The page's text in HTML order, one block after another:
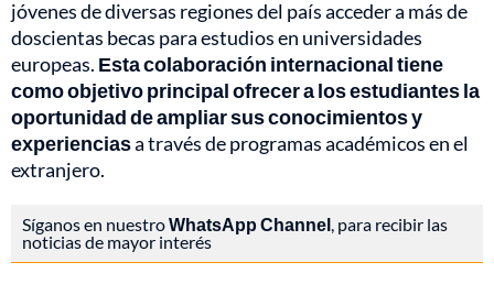
jóvenes de diversas regiones del país acceder a más de
doscientas becas para estudios en universidades
europeas. Esta colaboración internacional tiene
como objetivo principal ofrecer a los estudiantes la
oportunidad de ampliar sus conocimientos y
experienciasa través de programas académicos en el
extranjero.
Síganos en nuestroWhatsApp Channel , para recibir las
noticias de mayor interés